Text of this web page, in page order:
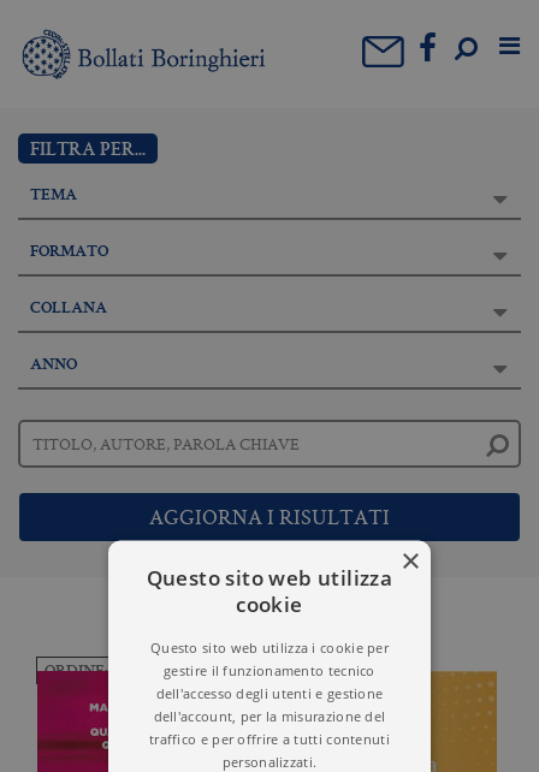
FILTRA PER...
TEMA
FORMATO
COLLANA
ANNO
AGGIORNA I RISULTATI
ORDINE: SCEGLI 2 LIBRI TROVATI
×
Questo sito web utilizza
cookie
Questo sito web utilizza i cookie per
gestire il funzionamento tecnico
dell'accesso degli utenti e gestione
dell'account, per la misurazione del
traffico e per offrire a tutti contenuti
personalizzati.